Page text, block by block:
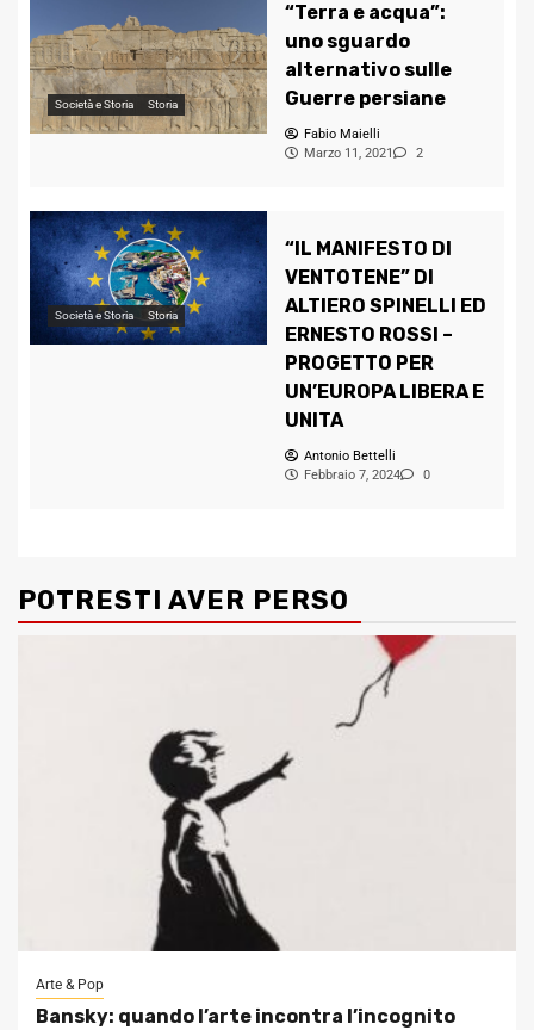
Società e Storia Storia
“Terra e acqua”:
uno sguardo
alternativo sulle
Guerre persiane
Fabio Maielli
Marzo 11, 2021
2
Società e Storia Storia
“IL MANIFESTO DI
VENTOTENE” DI
ALTIERO SPINELLI ED
ERNESTO ROSSI –
PROGETTO PER
UN’EUROPA LIBERA E
UNITA
Antonio Bettelli
Febbraio 7, 2024
0
POTRESTI AVER PERSO
Arte & Pop
Bansky: quando l’arte incontra l’incognito